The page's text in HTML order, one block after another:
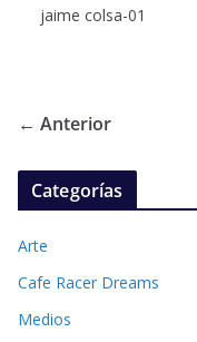
jaime colsa-01
← Anterior
Categorías
Arte
Cafe Racer Dreams
Medios